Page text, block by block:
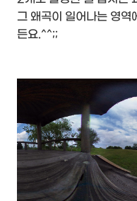
그 왜곡이 일어나는 영역
든요.^^;;